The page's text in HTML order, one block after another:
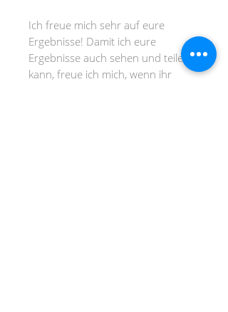
Ich freue mich sehr auf eure
Ergebnisse! Damit ich eure
Ergebnisse auch sehen und teilen
kann, freue ich mich, wenn ihr